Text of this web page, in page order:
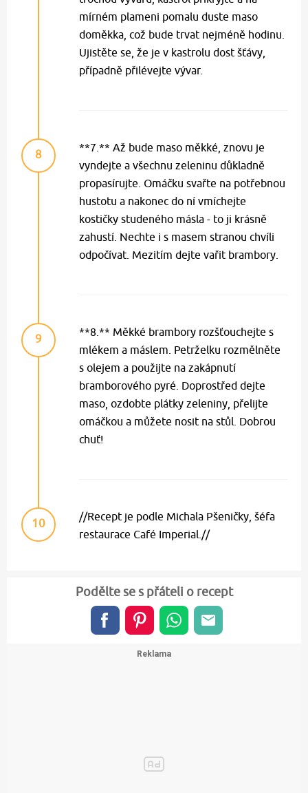
mírném plameni pomalu duste maso
doměkka, což bude trvat nejméně hodinu.
Ujistěte se, že je v kastrolu dost šťávy,
případně přilévejte vývar.
8
**7.** Až bude maso měkké, znovu je
vyndejte a všechnu zeleninu důkladně
propasírujte. Omáčku svařte na potřebnou
hustotu a nakonec do ní vmíchejte
kostičky studeného másla - to ji krásně
zahustí. Nechte i s masem stranou chvíli
odpočívat. Mezitím dejte vařit brambory.
9
**8.** Měkké brambory rozšťouchejte s
mlékem a máslem. Petrželku rozmělněte
s olejem a použijte na zakápnutí
bramborového pyré. Doprostřed dejte
maso, ozdobte plátky zeleniny, přelijte
omáčkou a můžete nosit na stůl. Dobrou
chuť!
10
//Recept je podle Michala Pšeničky, šéfa
restaurace Café Imperial.//
Podělte se s přáteli o recept